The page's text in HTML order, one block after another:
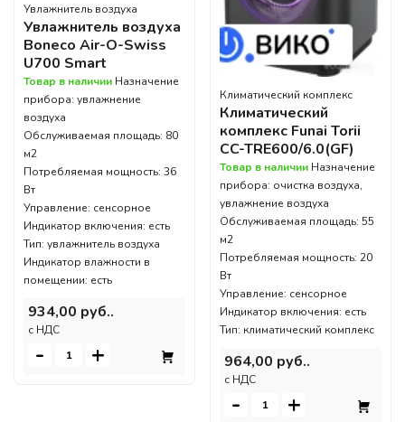
Увлажнитель воздуха
Увлажнитель воздуха
Boneco Air-O-Swiss
U700 Smart
Товар в наличии Назначение
прибора: увлажнение
воздуха
Обслуживаемая площадь: 80
м2
Потребляемая мощность: 36
Вт
Управление: сенсорное
Индикатор включения: есть
Тип: увлажнитель воздуха
Индикатор влажности в
помещении: есть
934,00 руб..
c НДС
- +
Климатический комплекс
Климатический
комплекс Funai Torii
CC-TRE600/6.0(GF)
Товар в наличии Назначение
прибора: очистка воздуха,
увлажнение воздуха
Обслуживаемая площадь: 55
м2
Потребляемая мощность: 20
Вт
Управление: сенсорное
Индикатор включения: есть
Тип: климатический комплекс
964,00 руб..
c НДС
- +